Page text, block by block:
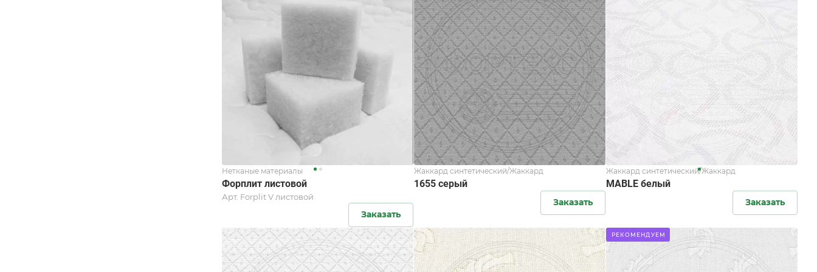
Нетканые материалы
Форплит листовой
Арт. Forplit V листовой
Заказать
Жаккард синтетический/Жаккард
1655 серый
Заказать
Жаккард синтетический/Жаккард
MABLE белый
Заказать
РЕКОМЕНДУЕМ